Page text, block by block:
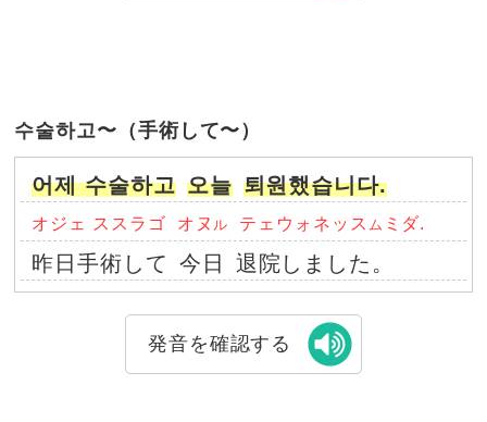
수술하고〜（手術して〜）
어제 수술하고 오늘 퇴원했습니다.
オジェ ススラゴ オヌ ル テェウォネッス ム ミダ.
昨日手術して 今日 退院しました。
発音を確認する